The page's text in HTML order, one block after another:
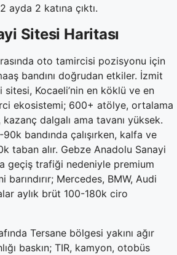
ayda 2 katına çıktı.
Sitesi Haritası
oto tamircisi pozisyonu için
bandını doğrudan etkiler. İzmit
Kocaeli’nin en köklü ve en
ekosistemi; 600+ atölye, ortalama
dalgalı ama tavanı yüksek.
bandında çalışırken, kalfa ve
taban alır. Gebze Anadolu Sanayi
geçiş trafiği nedeniyle premium
Mercedes, BMW, Audi
aylık brüt 100-180k ciro
Tersane bölgesi yakını ağır
baskın; TIR, kamyon, otobüs